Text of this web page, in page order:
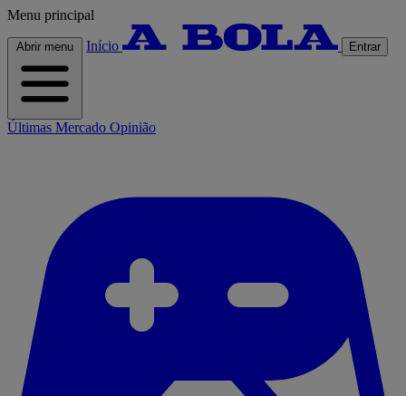
Menu principal
Abrir menu Início Entrar
Últimas Mercado Opinião